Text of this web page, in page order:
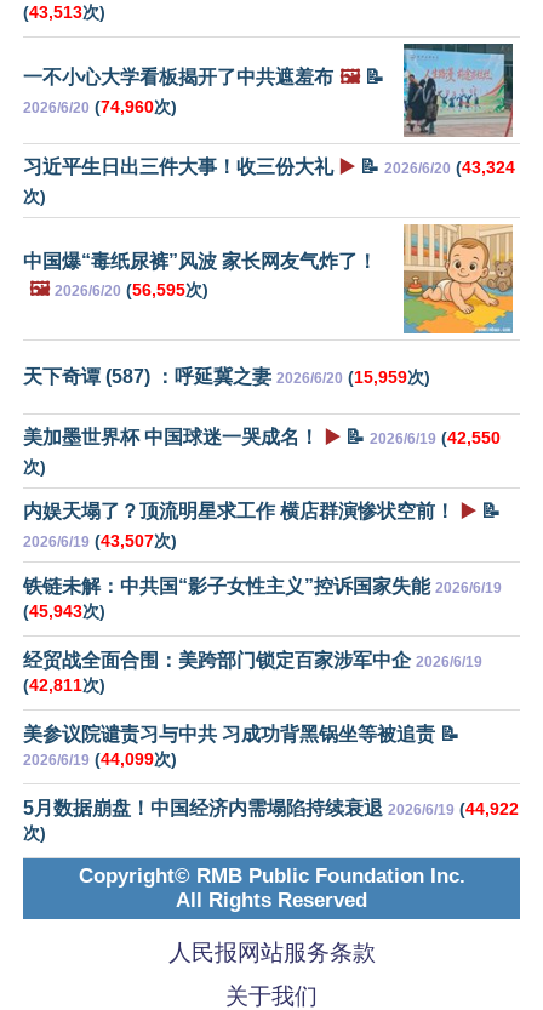
(43,513次)
一不小心大学看板揭开了中共遮羞布 🖼️📝
2026/6/20 (74,960次)
习近平生日出三件大事！收三份大礼 ▶️ 📝 2026/6/20 (43,324
次)
中国爆“毒纸尿裤”风波 家长网友气炸了！
🖼️ 2026/6/20 (56,595次)
天下奇谭 (587) ：呼延冀之妻 2026/6/20 (15,959次)
美加墨世界杯 中国球迷一哭成名！ ▶️ 📝 2026/6/19 (42,550
次)
内娱天塌了？顶流明星求工作 横店群演惨状空前！ ▶️ 📝
2026/6/19 (43,507次)
铁链未解：中共国“影子女性主义”控诉国家失能 2026/6/19
(45,943次)
经贸战全面合围：美跨部门锁定百家涉军中企 2026/6/19
(42,811次)
美参议院谴责习与中共 习成功背黑锅坐等被追责 📝
2026/6/19 (44,099次)
5月数据崩盘！中国经济内需塌陷持续衰退 2026/6/19 (44,922
次)
Copyright© RMB Public Foundation Inc.
All Rights Reserved
人民报网站服务条款
关于我们